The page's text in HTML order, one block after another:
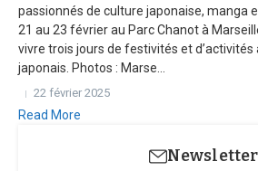
passionnés de culture japonaise, manga
21 au 23 février au Parc Chanot à
vivre trois jours de festivités et d’activités
japonais. Photos : Marse...
22 février 2025
Read More
Newsletter